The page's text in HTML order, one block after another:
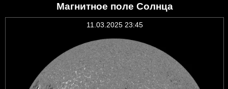
Магнитное поле Солнца
11.03.2025 23:45